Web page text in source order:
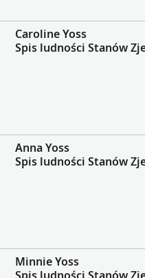
Caroline Yoss
Spis ludności Stanów
Anna Yoss
Spis ludności Stanów
Minnie Yoss